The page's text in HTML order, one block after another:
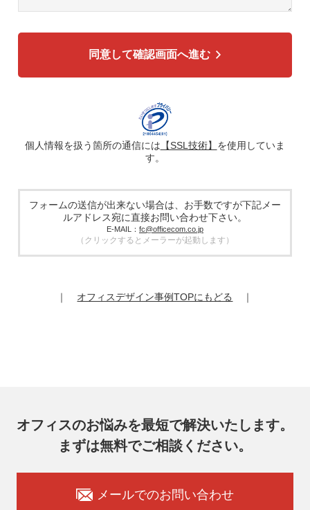
広告配信の効率化、マーケティング活動などのために、氏
を、ハッシュ化などの適切なセキュリティ対策を施した上
で、広告配信サービス提供事業者に提供する場合がありま
す。提供した個人情報は、広告配信サービス提供事業者のプ
ライバシーポリシーに基づき取り扱われます。
5. 個人情報の取り扱い業務の委託
場合があります。その際、弊社は、個人情報を適切に保護で
きる管理体制を敷き実行していることを条件として委託先を
厳選したうえで、機密保持契約を委託先と締結し、お客様の
個人情報を厳密に管理させます。
提供記録の開示を請求することができます。
7. 個人情報を提供されることの任意性
お客様がご自身の個人情報を弊社に提供されるか否かはお客
は、適切なサービスをご提供できない場合がありますのでご
同意して確認画面へ進む
個人情報を扱う箇所の通信には 【SSL技術】 を使用していま
す。
フォームの送信が出来ない場合は、お手数ですが下記メー
ルアドレス宛に直接お問い合わせ下さい。
E-MAIL： fc@officecom.co.jp
（クリックするとメーラーが起動します）
｜ オフィスデザイン事例TOPにもどる ｜
オフィスのお悩みを最短で解決いたします。
まずは無料でご相談ください。
メールでのお問い合わせ